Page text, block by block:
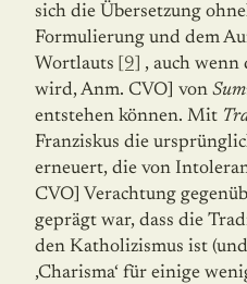
sich die Übersetzung
Formulierung und dem
Wortlauts
[9]
, auch wenn
wird, Anm. CVO] von
entstehen können. Mit
Franziskus die
erneuert, die von
CVO] Verachtung
geprägt war, dass die
den Katholizismus ist
‚Charisma‘ für einige